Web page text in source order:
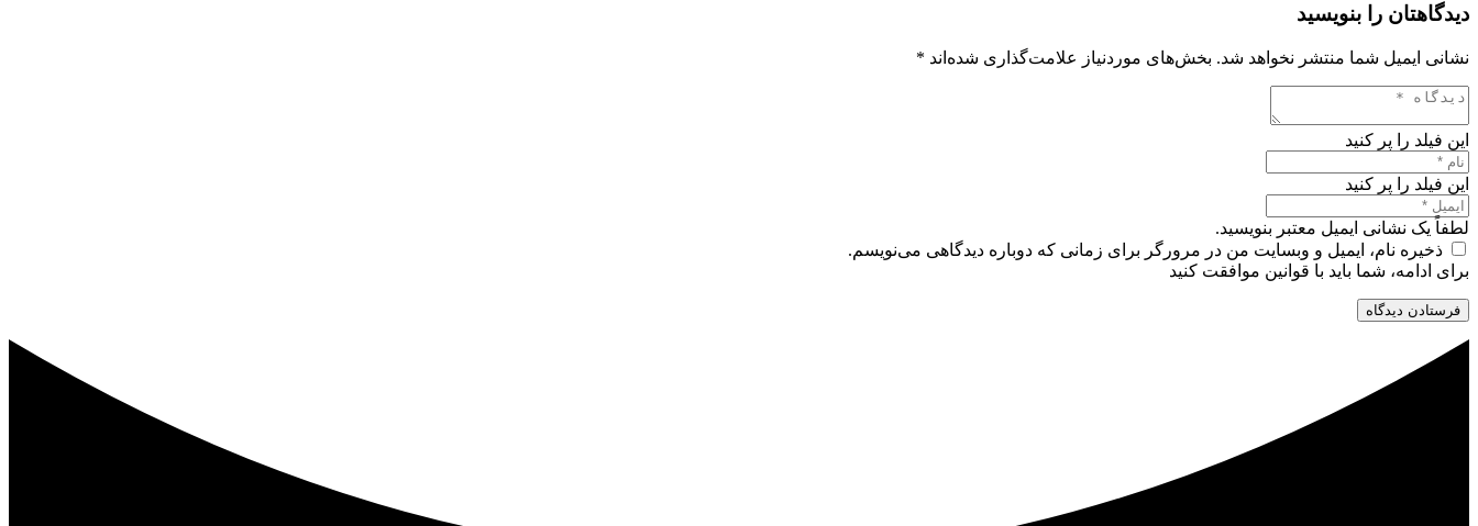
دیدگاهتان را بنویسید
نشانی ایمیل شما منتشر نخواهد شد. بخش‌های موردنیاز علامت‌گذاری شده‌اند *
این فیلد را پر کنید
این فیلد را پر کنید
لطفاً یک نشانی ایمیل معتبر بنویسید.
ذخیره نام، ایمیل و وبسایت من در مرورگر برای زمانی که دوباره دیدگاهی می‌نویسم.
برای ادامه، شما باید با قوانین موافقت کنید
فرستادن دیدگاه